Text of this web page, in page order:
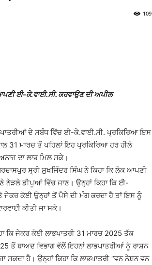
109
ਈ-ਕੇ.ਵਾਈ.ਸੀ. ਕਰਵਾਉਣ ਦੀ ਅਪੀਲ
ਦੇ ਸਬੰਧ ਵਿੱਚ ਈ-ਕੇ.ਵਾਈ.ਸੀ. ਪ੍ਰਕਿਰਿਆ ਇਸ
31 ਮਾਰਚ ਤੋਂ ਪਹਿਲਾਂ ਇਹ ਪ੍ਰਕਿਰਿਆ ਹਰ ਹੀਲੇ
ਦਾ ਲਾਭ ਮਿਲ ਸਕੇ।
ਸ੍ਰੀ ਸੁਖਜਿੰਦਰ ਸਿੰਘ ਨੇ ਕਿਹਾ ਕਿ ਲੋਕ ਆਪਣੀ
ਡੀਪੂਆਂ ਵਿੱਚ ਜਾਣ। ਉਨ੍ਹਾਂ ਕਿਹਾ ਕਿ ਈ-
ਜੇਕਰ ਕੋਈ ਉਨ੍ਹਾਂ ਤੋਂ ਪੈਸੇ ਦੀ ਮੰਗ ਕਰਦਾ ਹੈ ਤਾਂ ਇਸ ਨੂੰ
ਕੀਤੀ ਜਾ ਸਕੇ।
ਕਿ ਜੇਕਰ ਕੋਈ ਲਾਭਪਾਤਰੀ 31 ਮਾਰਚ 2025 ਤੱਕ
ਤੋਂ ਬਾਅਦ ਵਿਭਾਗ ਵੱਲੋਂ ਇਹਨਾਂ ਲਾਭਪਾਤਰੀਆਂ ਨੂੰ ਰਾਸ਼ਨ
ਸਕਦਾ ਹੈ। ਉਨ੍ਹਾਂ ਕਿਹਾ ਕਿ ਲਾਭਪਾਤਰੀ “ਵਨ ਨੇਸ਼ਨ ਵਨ